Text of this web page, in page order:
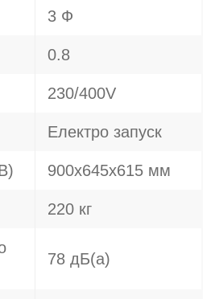
3 Ф
0.8
230/400V
Електро запуск
900х645х615 мм
220 кг
78 дБ(а)